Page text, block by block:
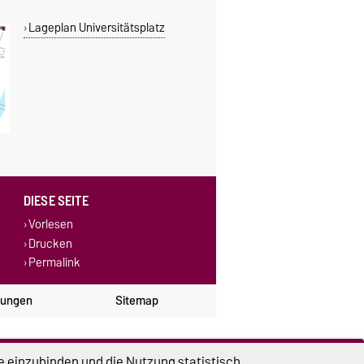
Lageplan Universitätsplatz
DIESE SEITE
Vorlesen
Drucken
Permalink
Sitemap